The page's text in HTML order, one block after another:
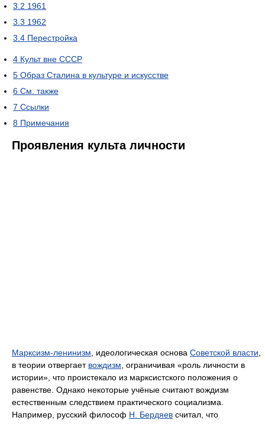
3.2 1961
3.3 1962
3.4 Перестройка
4 Культ вне СССР
5 Образ Сталина в культуре и искусстве
6 См. также
7 Ссылки
8 Примечания
Проявления культа личности
Марксизм-ленинизм , идеологическая основа Советской власти
в теории отвергает вождизм , ограничивая «роль личности в
истории», что проистекало из марксистского положения о
равенстве. Однако некоторые учёные считают вождизм
естественным следствием практического социализма.
Например, русский философ Н. Бердяев считал, что